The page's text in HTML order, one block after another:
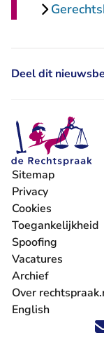
Deel dit
Volg ons op X
Volg ons op
Volg ons
Volg
Sitemap
Privacy
Cookies
Toegankelijkheid
Spoofing
Vacatures
- U verlaat
Archief
Over
English